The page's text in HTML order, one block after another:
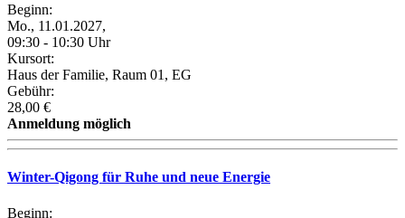
Beginn:
Mo., 11.01.2027,
09:30 - 10:30 Uhr
Kursort:
Haus der Familie, Raum 01, EG
Gebühr:
28,00 €
Anmeldung möglich
Winter-Qigong für Ruhe und neue Energie
Beginn: